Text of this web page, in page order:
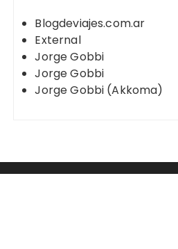
Blogdeviajes.com.ar
External
Jorge Gobbi
Jorge Gobbi
Jorge Gobbi (Akkoma)